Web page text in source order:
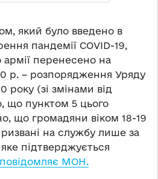
який було введено в
пандемії COVID-19,
перенесено на
р. – розпорядження Уряду
року (зі змінами від
що пунктом 5 цього
що громадяни віком 18-19
на службу лише за
підтверджується
повідомляє МОН.